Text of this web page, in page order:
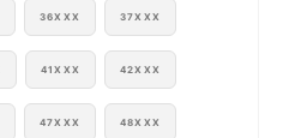
36XXX 37XXX
41XXX 42XXX
47XXX 48XXX